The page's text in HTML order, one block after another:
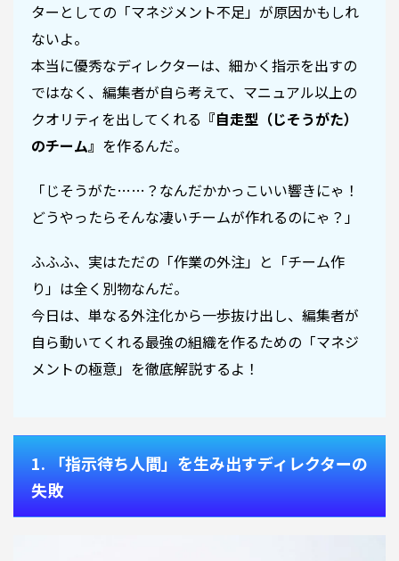
ターとしての「マネジメント不足」が原因かもしれ
ないよ。
本当に優秀なディレクターは、細かく指示を出すの
ではなく、編集者が自ら考えて、マニュアル以上の
クオリティを出してくれる 『自走型（じそうがた）
のチーム』 を作るんだ。
「じそうがた……？なんだかかっこいい響きにゃ！
どうやったらそんな凄いチームが作れるのにゃ？」
ふふふ、実はただの「作業の外注」と「チーム作
り」は全く別物なんだ。
今日は、単なる外注化から一歩抜け出し、編集者が
自ら動いてくれる最強の組織を作るための「マネジ
メントの極意」を徹底解説するよ！
1. 「指示待ち人間」を生み出すディレクターの
失敗